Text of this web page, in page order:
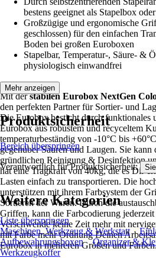
bestens geeignet als Stapelbox
Großzügige und ergonomische
geschlossen) für den einfachen
Boden bei großen Euroboxen
Stapelbar, Temperatur-, Säure- &
physiologisch einwandfrei
Mit derstabilen Eurobox NextGen
den perfekten Partner für Sortier- und
Die Eurobox besticht durch funktionales
Eurobox aus robustem und recyceltem
temperaturbeständig von -10°C bis
gegenüber Säuren und Laugen. Sie kann
gründlichen Reinigung & Desinfektion
hat eine Tragkraft von 40kg, die es Dir
Lasten einfach zu transportieren. Die
unterstützen mit ihrem Farbsystem der
Sortieren der Waren. Durch die
Griffen, kann die Farbcodierung jederzeit
Verschwende keine Zeit mehr mit
mit Farbe mehr Ordnung Deinen
Eurobox in mehreren Größen und
Mehr anzeigen
Produktsicherheit
Bereich überspringen
Verantwortlich für Produktsicherheit:
Weitere Kategorien
Liste überspringen
Maschinen, Werkzeug & Werkstatt
Aufbewahrungsboxen
Organizer &
Werkzeugkoffer